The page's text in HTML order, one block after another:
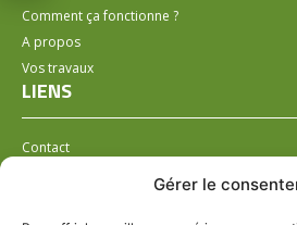
Gérer le
Comment ça fonctionne ?
A propos
Vos travaux
LIENS
Contact